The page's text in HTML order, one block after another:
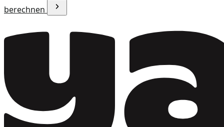
berechnen